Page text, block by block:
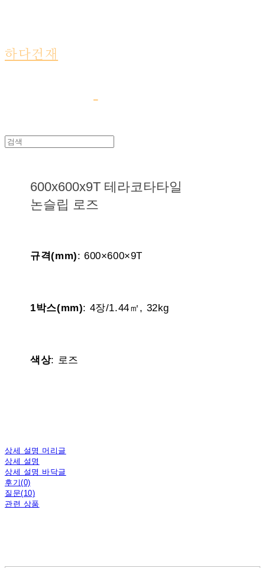
하다건재
600x600x9T 테라코타타일
논슬립 로즈
규격(mm): 600×600×9T
1박스(mm): 4장/1.44㎡, 32kg
색상: 로즈
상세 설명 머리글
상세 설명
상세 설명 바닥글
후기(0)
질문(10)
관련 상품